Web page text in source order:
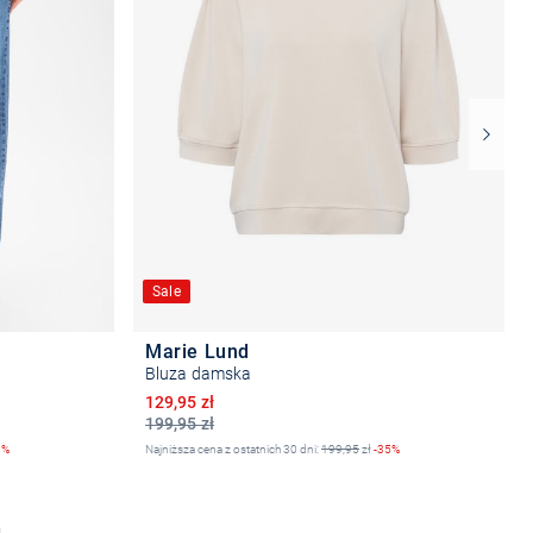
Sale
Marie Lund
Bluza damska
199,95 zł
Obniżona cena
129,95 zł
Najniższa cena z ostatnich 30 dni:199,95zł-35%